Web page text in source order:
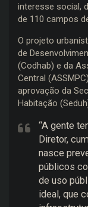
interesse social,
de 110 campos
O projeto
de
(Codhab) e da
Central
aprovação da
Habitação
“A gente
Diretor,
nasce
públicos
de uso
ideal, que